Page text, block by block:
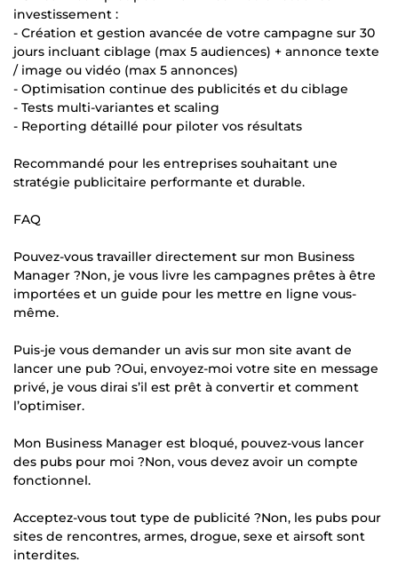
investissement :
- Création et gestion avancée de votre campagne sur 30
jours incluant ciblage (max 5 audiences) + annonce texte
/ image ou vidéo (max 5 annonces)
- Optimisation continue des publicités et du ciblage
- Tests multi-variantes et scaling
- Reporting détaillé pour piloter vos résultats
Recommandé pour les entreprises souhaitant une
stratégie publicitaire performante et durable.
FAQ
Pouvez-vous travailler directement sur mon Business
Manager ?Non, je vous livre les campagnes prêtes à être
importées et un guide pour les mettre en ligne vous-
même.
Puis-je vous demander un avis sur mon site avant de
lancer une pub ?Oui, envoyez-moi votre site en message
privé, je vous dirai s’il est prêt à convertir et comment
l’optimiser.
Mon Business Manager est bloqué, pouvez-vous lancer
des pubs pour moi ?Non, vous devez avoir un compte
fonctionnel.
Acceptez-vous tout type de publicité ?Non, les pubs pour
sites de rencontres, armes, drogue, sexe et airsoft sont
interdites.